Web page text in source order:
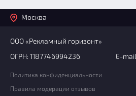
Москва
ООО «Рекламный горизонт»
ОГРН: 1187746994236
E-
Политика конфиденциальности
Правила модерации отзывов